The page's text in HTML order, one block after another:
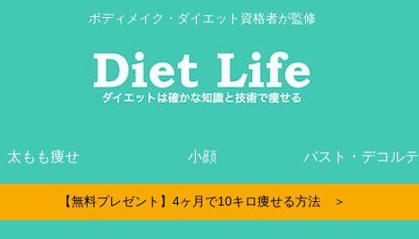
ボディメイク・ダイエット資格者が監修
太もも痩せ 小顔 バスト・デコルテ
【無料プレゼント】4ヶ月で10キロ痩せる方法 ＞